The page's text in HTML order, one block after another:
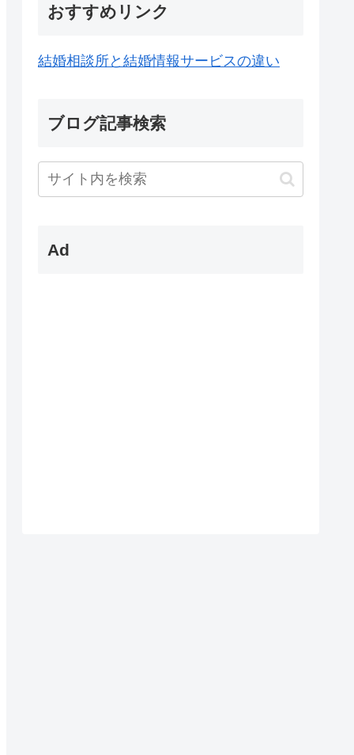
おすすめリンク
結婚相談所と結婚情報サービスの違い
ブログ記事検索
Ad